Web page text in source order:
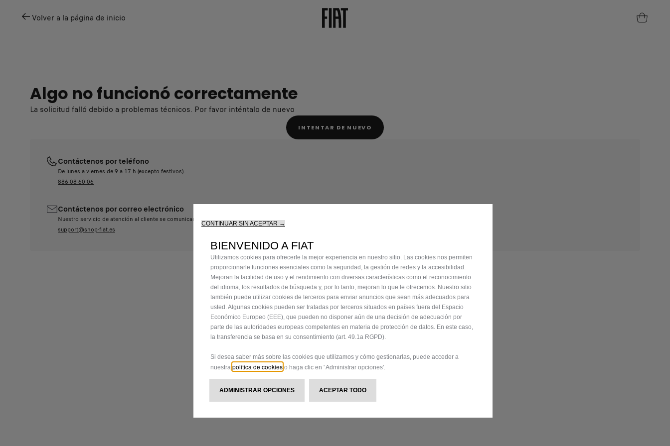
Volver a la página de inicio
Algo no funcionó correctamente
La solicitud falló debido a problemas técnicos. Por favor inténtalo de nuevo
INTENTAR DE NUEVO
Contáctenos por teléfono
De lunes a viernes de 9 a 17 h (excepto festivos).
886 08 60 06
Contáctenos por correo electrónico
Nuestro servicio de atención al cliente se comunicará con usted.
support@shop-fiat.es
CONTINUAR SIN ACEPTAR →
BIENVENIDO A FIAT
Utilizamos cookies para ofrecerle la mejor experiencia en nuestro sitio. Las cookies nos permiten
proporcionarle funciones esenciales como la seguridad, la gestión de redes y la accesibilidad.
Mejoran la facilidad de uso y el rendimiento con diversas características como el reconocimiento
del idioma, los resultados de búsqueda y, por lo tanto, mejoran lo que le ofrecemos. Nuestro sitio
también puede utilizar cookies de terceros para enviar anuncios que sean más adecuados para
usted. Algunas cookies pueden ser tratadas por terceros situados en países fuera del Espacio
Económico Europeo (EEE), que pueden no disponer aún de una decisión de adecuación por
parte de las autoridades europeas competentes en materia de protección de datos. En este caso,
la transferencia se basa en su consentimiento (art. 49.1a RGPD).
Si desea saber más sobre las cookies que utilizamos y cómo gestionarlas, puede acceder a
nuestra política de cookies o haga clic en ' Administrar opciones'.
ADMINISTRAR OPCIONES ACEPTAR TODO